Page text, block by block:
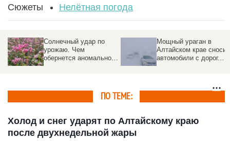
Сюжеты Нелётная погода
Солнечный удар по
урожаю. Чем
обернется аномально
Мощный ураган в
Алтайском крае сносит
автомобили с дорог.
ПО ТЕМЕ:
Холод и снег ударят по Алтайскому краю
после двухнедельной жары